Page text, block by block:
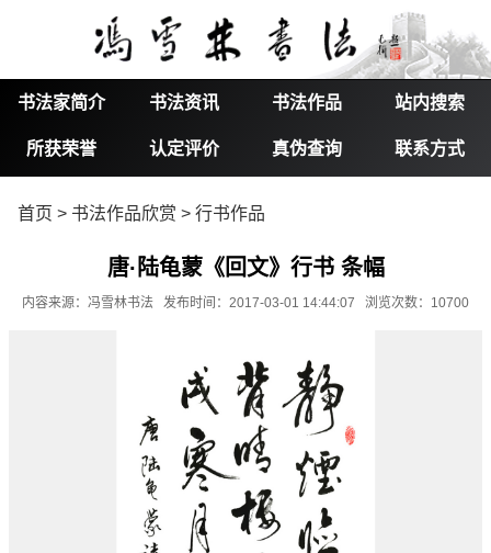
书法家简介 书法资讯 书法作品 站内搜索
所获荣誉 认定评价 真伪查询 联系方式
首页 > 书法作品欣赏 > 行书作品
唐·陆龟蒙《回文》行书 条幅
内容来源：冯雪林书法 发布时间：2017-03-01 14:44:07 浏览次数：10700